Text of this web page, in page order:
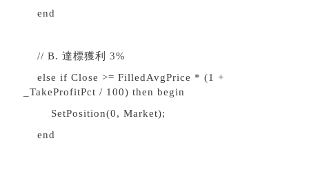
end
// B. 達標獲利 3%
else if Close >= FilledAvgPrice * (1 +
_TakeProfitPct / 100) then begin
SetPosition(0, Market);
end